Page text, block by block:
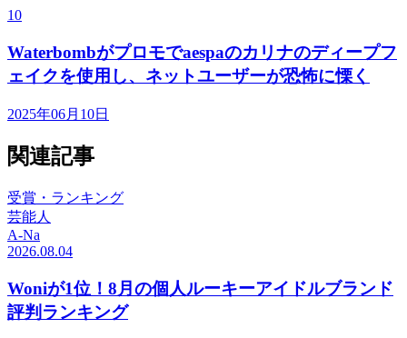
10
Waterbombがプロモでaespaのカリナのディープフ
ェイクを使用し、ネットユーザーが恐怖に慄く
2025年06月10日
関連記事
受賞・ランキング
芸能人
A-Na
2026.08.04
Woniが1位！8月の個人ルーキーアイドルブランド
評判ランキング